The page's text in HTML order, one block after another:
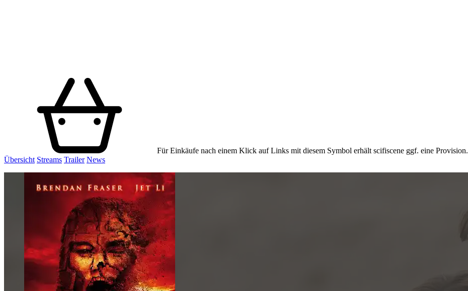
Für Einkäufe nach einem Klick auf Links mit diesem Symbol erhält scifiscene ggf. eine Provision.
Übersicht Streams Trailer News